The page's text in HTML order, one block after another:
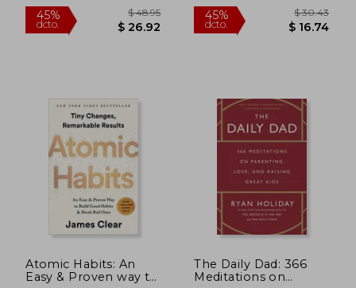
45% 45%
Atomic Habits: An
Easy & Proven way to
The Daily Dad: 366
Meditations on